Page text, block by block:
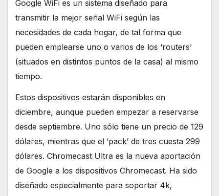
Google WiFi es un sistema diseñado para
transmitir la mejor señal WiFi según las
necesidades de cada hogar, de tal forma que
pueden emplearse uno o varios de los ‘routers’
(situados en distintos puntos de la casa) al mismo
tiempo.
Estos dispositivos estarán disponibles en
diciembre, aunque pueden empezar a reservarse
desde septiembre. Uno sólo tiene un precio de 129
dólares, mientras que el ‘pack’ de tres cuesta 299
dólares. Chromecast Ultra es la nueva aportación
de Google a los dispositivos Chromecast. Ha sido
diseñado especialmente para soportar 4k,